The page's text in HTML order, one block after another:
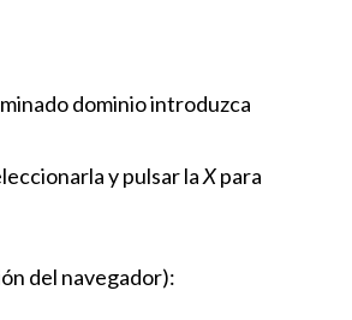
dominio introduzca
y pulsar laXpara
del navegador):